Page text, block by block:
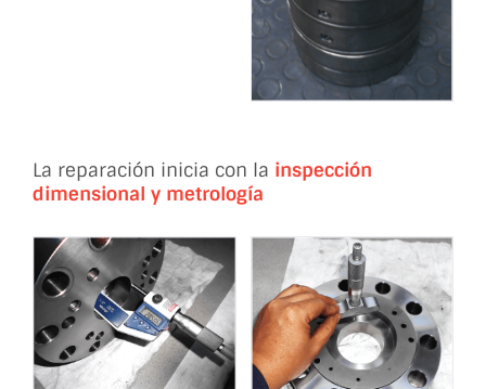
La reparación inicia con la inspección
dimensional y metrología